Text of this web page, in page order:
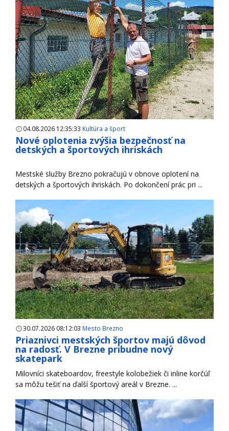
04.08.2026 12:35:33 Kultúra a šport
Nové oplotenia zvýšia bezpečnosť na
detských a športových ihriskách
Mestské služby Brezno pokračujú v obnove oplotení na
detských a športových ihriskách. Po dokončení prác pri ...
30.07.2026 08:12:03 Mesto Brezno
Priaznivci mestských športov majú dôvod
na radosť. V Brezne pribudne nový
skatepark
Milovníci skateboardov, freestyle kolobežiek či inline korčúľ
sa môžu tešiť na ďalší športový areál v Brezne. ...